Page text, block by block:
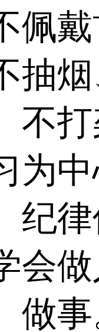
佩
抽
不打
为中
纪
会做
做事